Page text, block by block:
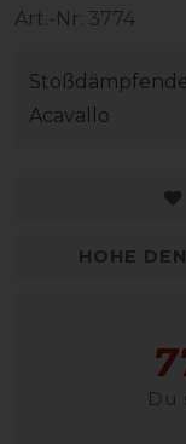
Art.-Nr: 3774
Acavallo
HOHE
Du